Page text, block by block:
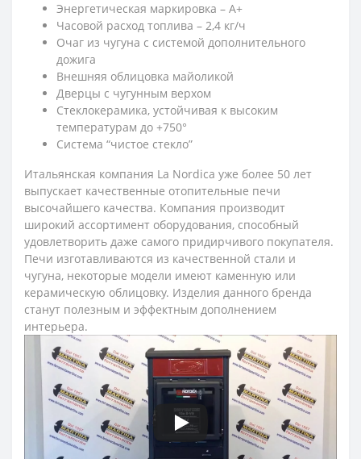
Энергетическая маркировка – А+
Часовой расход топлива – 2,4 кг/ч
Очаг из чугуна с системой дополнительного
дожига
Внешняя облицовка майоликой
Дверцы с чугунным верхом
Стеклокерамика, устойчивая к высоким
температурам до +750°
Система “чистое стекло”
Итальянская компания La Nordica уже более 50 лет
выпускает качественные отопительные печи
высочайшего качества. Компания производит
широкий ассортимент оборудования, способный
удовлетворить даже самого придирчивого покупателя.
Печи изготавливаются из качественной стали и
чугуна, некоторые модели имеют каменную или
керамическую облицовку. Изделия данного бренда
станут полезным и эффектным дополнением
интерьера.